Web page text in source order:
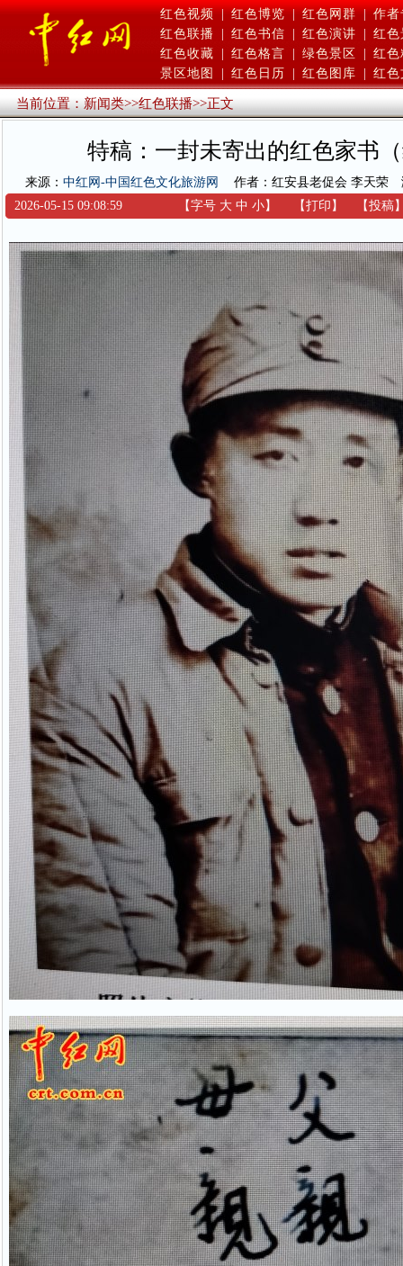
红色视频 | 红色博览 | 红色网群 | 作者
红色联播
红色书信 红色演讲
红色
红色收藏
红色格言 绿色景区
红色
景区地图
红色日历 红色图库 红色
当前位置：新闻类>>红色联播>>正文
特稿：一封未寄出的红色家书
来源： 中红网-中国红色文化旅游网 作者：红安县老促会 李天荣
2026-05-15 09:08:59
【字号 大 中 小】 【打印 】 【投稿